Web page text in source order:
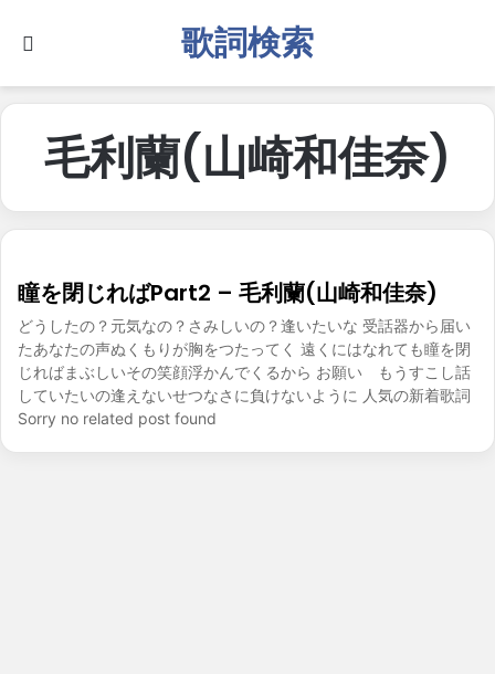
歌詞検索
毛利蘭(山崎和佳奈)
瞳を閉じればPart2 – 毛利蘭(山崎和佳奈)
どうしたの？元気なの？さみしいの？逢いたいな 受話器から届い
たあなたの声ぬくもりが胸をつたってく 遠くにはなれても瞳を閉
じればまぶしいその笑顔浮かんでくるから お願い もうすこし話
していたいの逢えないせつなさに負けないように 人気の新着歌詞
Sorry no related post found